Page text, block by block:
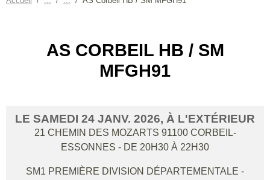
AS CORBEIL HB / SM
MFGH91
LE SAMEDI 24 JANV. 2026, À L'EXTÉRIEUR
21 CHEMIN DES MOZARTS 91100 CORBEIL-
ESSONNES - DE 20H30 À 22H30
SM1 PREMIÈRE DIVISION DÉPARTEMENTALE -